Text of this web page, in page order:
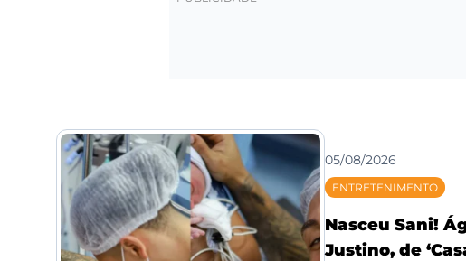
05/08/2026
ENTRETENIMENTO
Nasceu Sani!
Justino, de